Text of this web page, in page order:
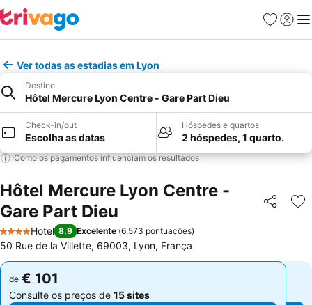
Favoritos
Iniciar
Ver todas as estadias em Lyon
Destino
Hôtel Mercure Lyon Centre - Gare Part Dieu
Check-in/out
Escolha as datas
Hóspedes e quartos
2 hóspedes, 1 quarto.
Como os pagamentos influenciam os resultados
Hôtel Mercure Lyon Centre -
Gare Part Dieu
Partilhar
4 Estrelas
Hotel 8,9 Excelente (6.573 pontuações)
50 Rue de la Villette, 69003, Lyon, França
de € 101
Consulte os preços de 15 sites
de € 101
Consulte os preços de 15 sites